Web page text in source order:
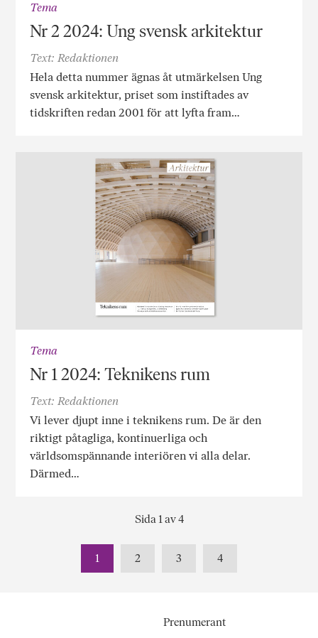
Tema
Nr 2 2024: Ung svensk arkitektur
Text: Redaktionen
Hela detta nummer ägnas åt utmärkelsen Ung
svensk arkitektur, priset som instiftades av
tidskriften redan 2001 för att lyfta fram…
Tema
Nr 1 2024: Teknikens rum
Text: Redaktionen
Vi lever djupt inne i teknikens rum. De är den
riktigt påtagliga, kontinuerliga och
världsomspännande interiören vi alla delar.
Därmed…
Sida 1 av 4
1 2 3 4
Prenumerant